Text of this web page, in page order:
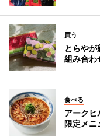
買う
とらや
組み合わ
食べる
アーク
限定メニ